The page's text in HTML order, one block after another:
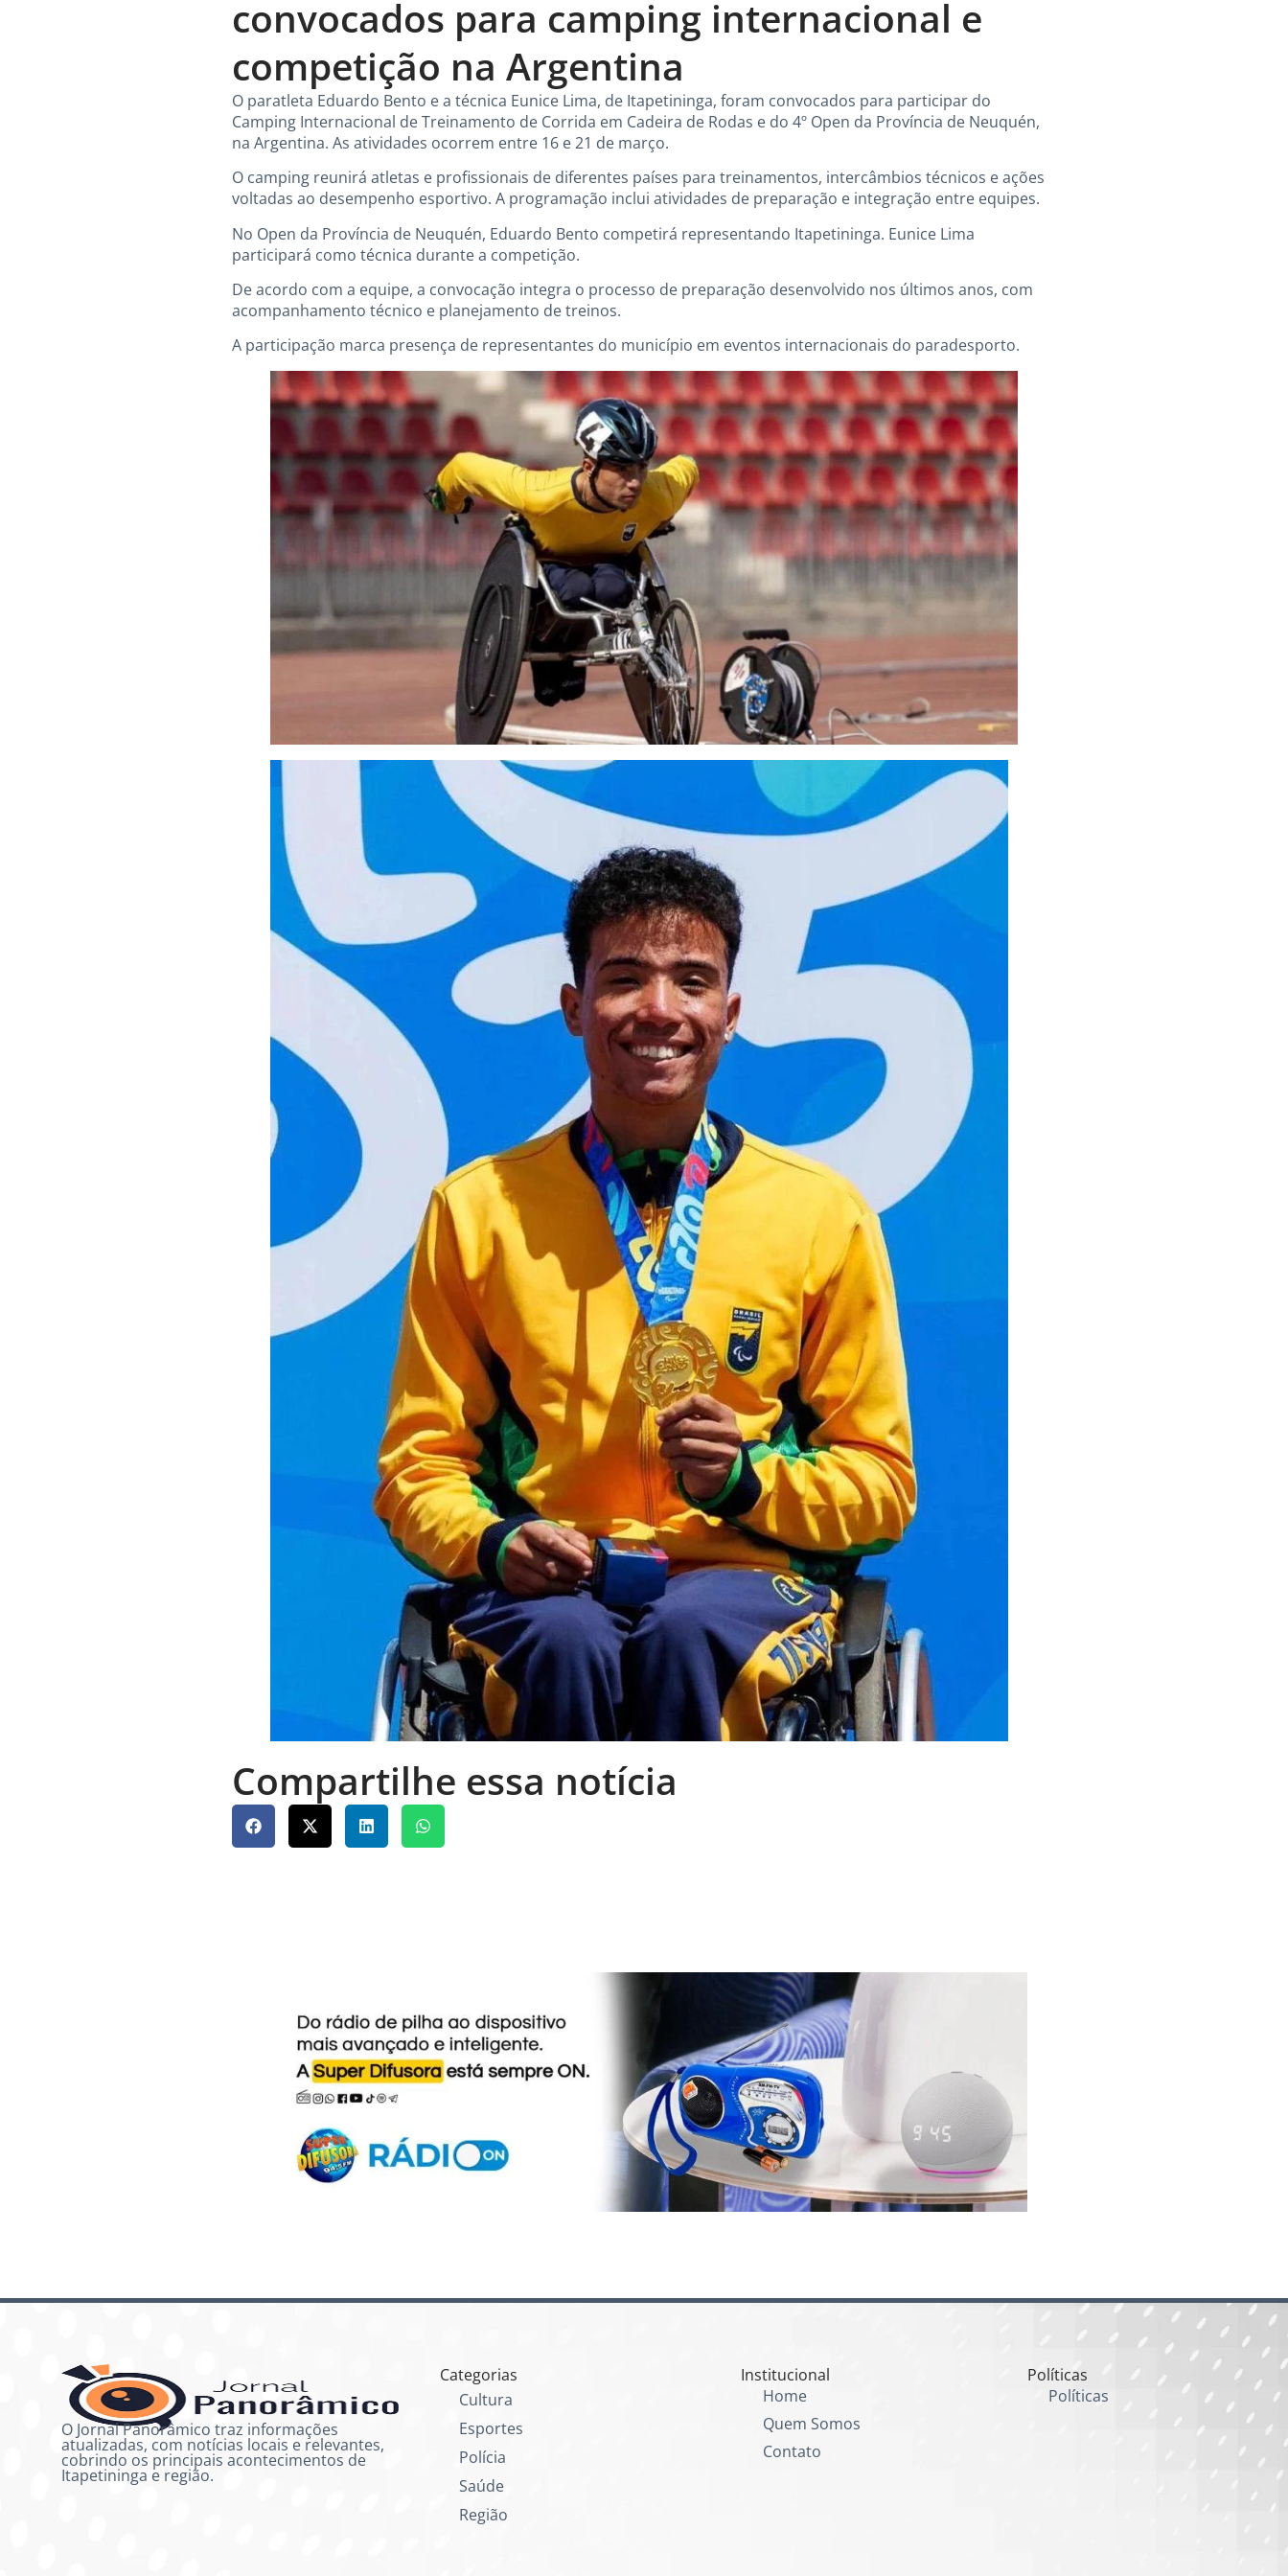
convocados para camping internacional e
competição na Argentina
O paratleta Eduardo Bento e a técnica Eunice Lima, de Itapetininga, foram convocados para participar do
Camping Internacional de Treinamento de Corrida em Cadeira de Rodas e do 4º Open da Província de Neuquén,
na Argentina. As atividades ocorrem entre 16 e 21 de março.
O camping reunirá atletas e profissionais de diferentes países para treinamentos, intercâmbios técnicos e ações
voltadas ao desempenho esportivo. A programação inclui atividades de preparação e integração entre equipes.
No Open da Província de Neuquén, Eduardo Bento competirá representando Itapetininga. Eunice Lima
participará como técnica durante a competição.
De acordo com a equipe, a convocação integra o processo de preparação desenvolvido nos últimos anos, com
acompanhamento técnico e planejamento de treinos.
A participação marca presença de representantes do município em eventos internacionais do paradesporto.
Compartilhe essa notícia
O Jornal Panorâmico traz informações
atualizadas, com notícias locais e relevantes,
cobrindo os principais acontecimentos de
Itapetininga e região.
Categorias
Cultura
Esportes
Polícia
Saúde
Região
Institucional
Home
Quem Somos
Contato
Políticas
Políticas